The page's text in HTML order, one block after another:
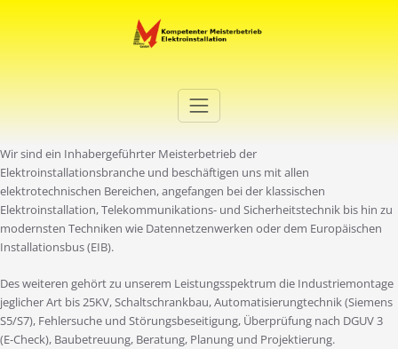
Elektro Martini
Wir sind ein Inhabergeführter Meisterbetrieb der
Elektroinstallationsbranche und beschäftigen uns mit allen
elektrotechnischen Bereichen, angefangen bei der klassischen
Elektroinstallation, Telekommunikations- und Sicherheitstechnik bis hin zu
modernsten Techniken wie Datennetzenwerken oder dem Europäischen
Installationsbus (EIB).
Des weiteren gehört zu unserem Leistungsspektrum die Industriemontage
jeglicher Art bis 25KV, Schaltschrankbau, Automatisierungtechnik (Siemens
S5/S7), Fehlersuche und Störungsbeseitigung, Überprüfung nach DGUV 3
(E-Check), Baubetreuung, Beratung, Planung und Projektierung.